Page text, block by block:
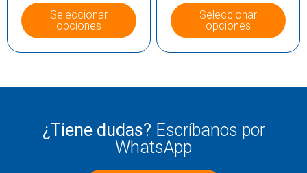
Seleccionar
opciones
Seleccionar
opciones
¿Tiene dudas? Escríbanos por
WhatsApp